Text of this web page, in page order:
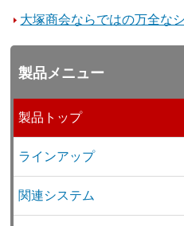
大塚商会ならではの万全な
製品メニュー
製品トップ
ラインアップ
関連システム